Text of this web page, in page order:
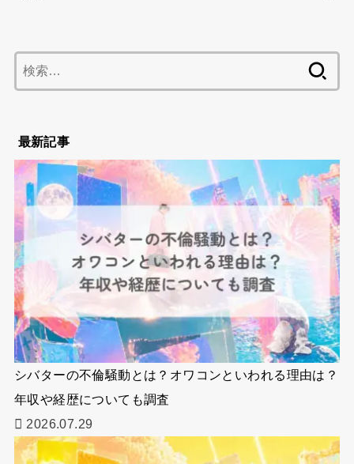
索:
最新記事
シバターの不倫騒動とは？オワコンといわれる理由は？
年収や経歴についても調査
2026.07.29